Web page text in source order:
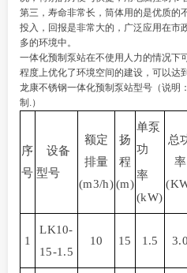
第三，寿命非常长，筒体用的是优质的
投入，回报是非常大的，广泛应用在市
多的环境中。
一体化预制泵站在不使用人力的情况下
程度上优化了环境空间的建设，可以达
龙康不锈钢一体化预制泵站型号（说明
制.）
序
号
设备
型号
额定
排量
(m3/h)
扬
程
(m)
单泵
功
率
(kW)
总
率
1
LK10-
15-1.5
10 15 1.5 3.0